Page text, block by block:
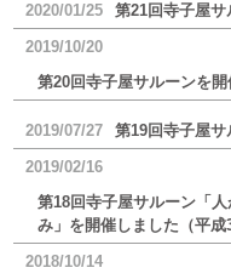
2020/01/25
第21回寺子屋
2019/10/20
第20回寺子屋サルーンを
2019/07/27
第19回寺子屋
2019/02/16
第18回寺子屋サルーン「
み」を開催しました（平成
2018/10/14